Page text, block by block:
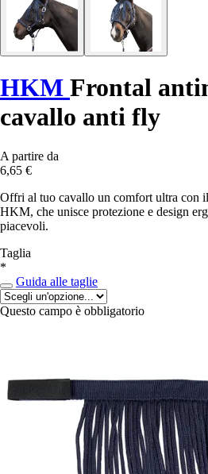
HKM Frontal
cavallo anti fly
A partire da
6,65 €
Offri al tuo cavallo un comfort ultra con
HKM, che unisce protezione e design
piacevoli.
Taglia
*
Guida alle taglie
Questo campo è obbligatorio